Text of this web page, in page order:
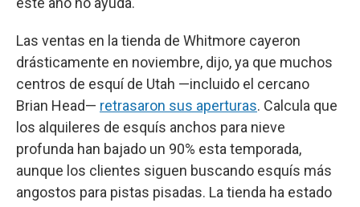
Las ventas en la tienda de Whitmore cayeron
drásticamente en noviembre, dijo, ya que muchos
centros de esquí de Utah —incluido el cercano
Brian Head— retrasaron sus aperturas. Calcula que
los alquileres de esquís anchos para nieve
profunda han bajado un 90% esta temporada,
aunque los clientes siguen buscando esquís más
angostos para pistas pisadas. La tienda ha estado